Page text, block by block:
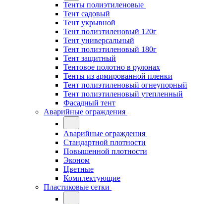
Тенты полиэтиленовые
Тент садовый
Тент укрывной
Тент полиэтиленовый 120г
Тент универсальный
Тент полиэтиленовый 180г
Тент защитный
Тентовое полотно в рулонах
Тенты из армированной пленки
Тент полиэтиленовый огнеупорный
Тент полиэтиленовый утепленный
Фасадный тент
Аварийные ограждения
Аварийные ограждения
Стандартной плотности
Повышенной плотности
Эконом
Цветные
Комплектующие
Пластиковые сетки